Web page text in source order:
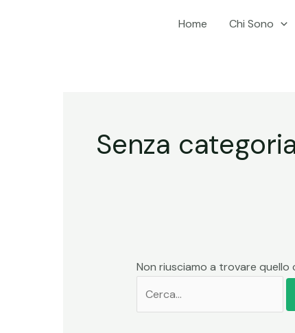
Home Chi Sono
Senza
Non riusciamo a trovare